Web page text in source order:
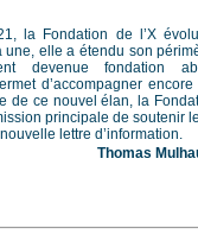
la Fondation de l’X
une, elle a étendu son
devenue fondation
d’accompagner
de ce nouvel élan, la
principale de soutenir
lettre d’information.
Thomas